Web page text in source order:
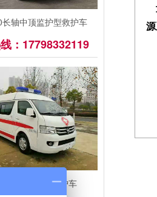
长轴中顶监护型救护车
：17798332119
G7负压转运型救护车